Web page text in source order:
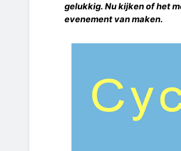
gelukkig. Nu kijken of het
evenement van maken.